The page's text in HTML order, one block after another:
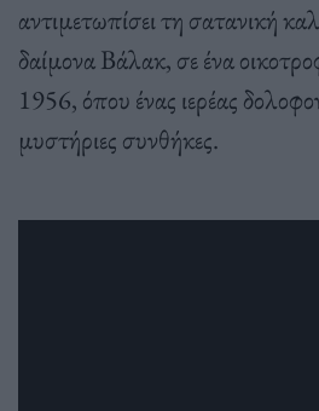
αντιμετωπίσει τη σατανική
δαίμονα Βάλακ, σε ένα
1956, όπου ένας ιερέας
μυστήριες συνθήκες.